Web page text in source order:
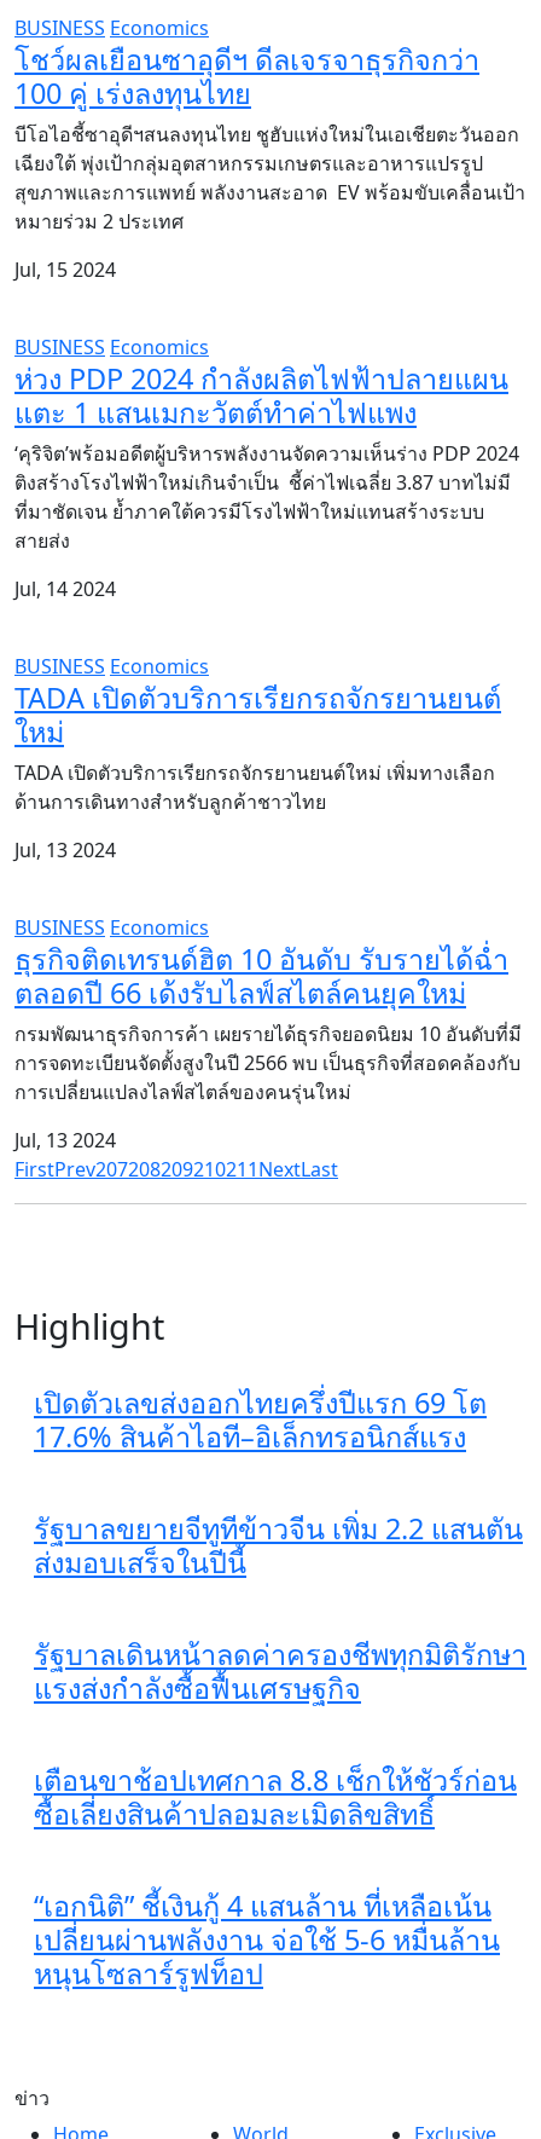
BUSINESS Economics
โชว์ผลเยือนซาอุดีฯ ดีลเจรจาธุรกิจกว่า
100 คู่ เร่งลงทุนไทย
บีโอไอชี้ซาอุดีฯสนลงทุนไทย ชูฮับแห่งใหม่ในเอเชียตะวันออก
เฉียงใต้ พุ่งเป้ากลุ่มอุตสาหกรรมเกษตรและอาหารแปรรูป
สุขภาพและการแพทย์ พลังงานสะอาด EV พร้อมขับเคลื่อนเป้า
หมายร่วม 2 ประเทศ
Jul, 15 2024
BUSINESS Economics
ห่วง PDP 2024 กำลังผลิตไฟฟ้าปลายแผน
แตะ 1 แสนเมกะวัตต์ทำค่าไฟแพง
‘คุริจิต’พร้อมอดีตผู้บริหารพลังงานจัดความเห็นร่าง PDP 2024
ติงสร้างโรงไฟฟ้าใหม่เกินจำเป็น ชี้ค่าไฟเฉลี่ย 3.87 บาทไม่มี
ที่มาชัดเจน ย้ำภาคใต้ควรมีโรงไฟฟ้าใหม่แทนสร้างระบบ
สายส่ง
Jul, 14 2024
BUSINESS Economics
TADA เปิดตัวบริการเรียกรถจักรยานยนต์
ใหม่
TADA เปิดตัวบริการเรียกรถจักรยานยนต์ใหม่ เพิ่มทางเลือก
ด้านการเดินทางสำหรับลูกค้าชาวไทย
Jul, 13 2024
BUSINESS Economics
ธุรกิจติดเทรนด์ฮิต 10 อันดับ รับรายได้ฉ่ำ
ตลอดปี 66 เด้งรับไลฟ์สไตล์คนยุคใหม่
กรมพัฒนาธุรกิจการค้า เผยรายได้ธุรกิจยอดนิยม 10 อันดับที่มี
การจดทะเบียนจัดตั้งสูงในปี 2566 พบ เป็นธุรกิจที่สอดคล้องกับ
การเปลี่ยนแปลงไลฟ์สไตล์ของคนรุ่นใหม่
Jul, 13 2024
FirstPrev207208209210211NextLast
Highlight
เปิดตัวเลขส่งออกไทยครึ่งปีแรก 69 โต
17.6% สินค้าไอที–อิเล็กทรอนิกส์แรง
รัฐบาลขยายจีทูทีข้าวจีน เพิ่ม 2.2 แสนตัน
ส่งมอบเสร็จในปีนี้
รัฐบาลเดินหน้าลดค่าครองชีพทุกมิติรักษา
แรงส่งกำลังซื้อฟื้นเศรษฐกิจ
เตือนขาช้อปเทศกาล 8.8 เช็กให้ชัวร์ก่อน
ซื้อเลี่ยงสินค้าปลอมละเมิดลิขสิทธิ์
“เอกนิติ” ชี้เงินกู้ 4 แสนล้าน ที่เหลือเน้น
เปลี่ยนผ่านพลังงาน จ่อใช้ 5-6 หมื่นล้าน
หนุนโซลาร์รูฟท็อป
ข่าว